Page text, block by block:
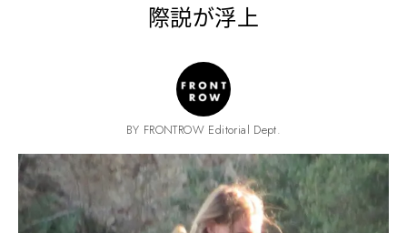
際説が浮上
BY FRONTROW Editorial Dept.